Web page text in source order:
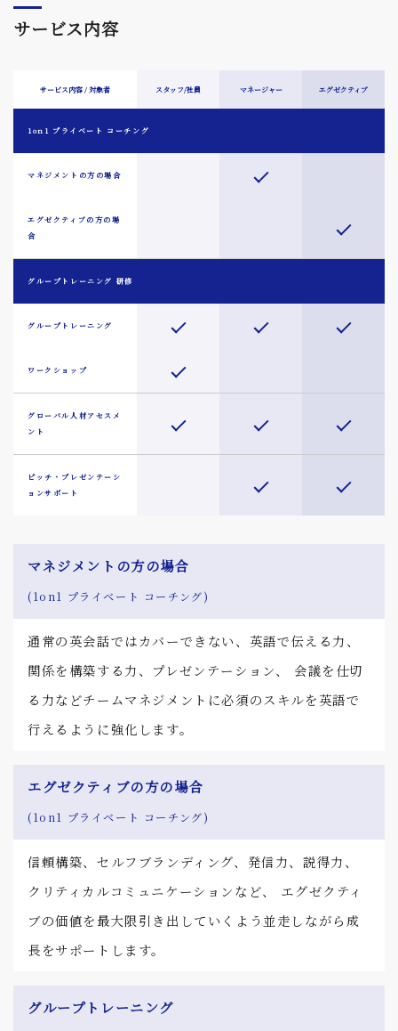
サービス内容
サービス内容 / 対象者 スタッフ/社員 マネージャー エグゼクティブ
1on1 プライベート コーチング
マネジメントの方の場合
エグゼクティブの方の場
合
グループトレーニング 研修
グループトレーニング
ワークショップ
グローバル人材アセスメ
ント
ピッチ・プレゼンテーシ
ョンサポート
マネジメントの方の場合
(1on1 プライベート コーチング)
通常の英会話ではカバーできない、英語で伝える力、
関係を構築する力、プレゼンテーション、 会議を仕切
る力などチームマネジメントに必須のスキルを英語で
行えるように強化します。
エグゼクティブの方の場合
(1on1 プライベート コーチング)
信頼構築、セルフブランディング、発信力、説得力、
クリティカルコミュニケーションなど、 エグゼクティ
ブの価値を最大限引き出していくよう並走しながら成
長をサポートします。
グループトレーニング